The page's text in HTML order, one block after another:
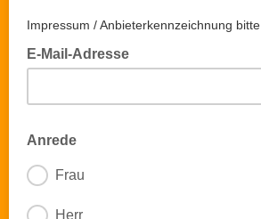
Impressum / Anbieterkennzeichnung bitte
E-Mail-Adresse
Anrede
Frau
Herr